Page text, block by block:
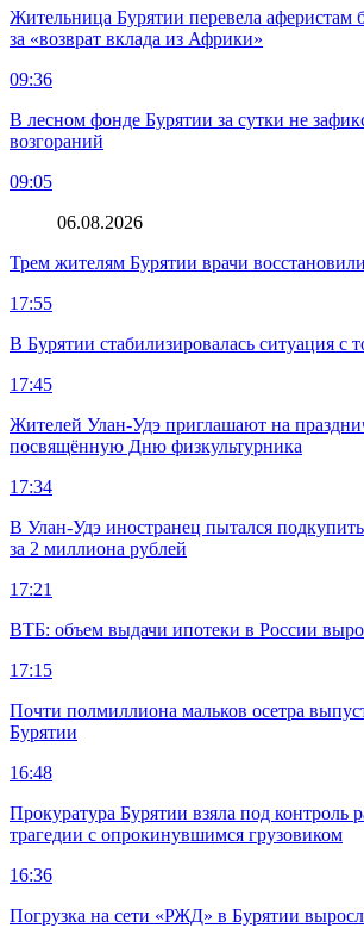
Жительница Бурятии перевела аферистам
за «возврат вклада из Африки»
09:36
В лесном фонде Бурятии за сутки не
возгораний
09:05
06.08.2026
Трем жителям Бурятии врачи
17:55
В Бурятии стабилизировалась ситуация с
17:45
Жителей Улан-Удэ приглашают на
посвящённую Дню физкультурника
17:34
В Улан-Удэ иностранец пытался
за 2 миллиона рублей
17:21
ВТБ: объем выдачи ипотеки в России
17:15
Почти полмиллиона мальков осетра
Бурятии
16:48
Прокуратура Бурятии взяла под контроль
трагедии с опрокинувшимся грузовиком
16:36
Погрузка на сети «РЖД» в Бурятии